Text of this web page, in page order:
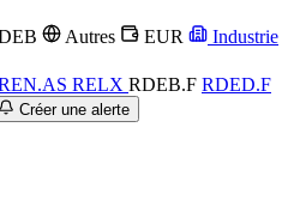
Autres EUR
Industrie
RELX RDEB.F RDED.F
Créer une alerte